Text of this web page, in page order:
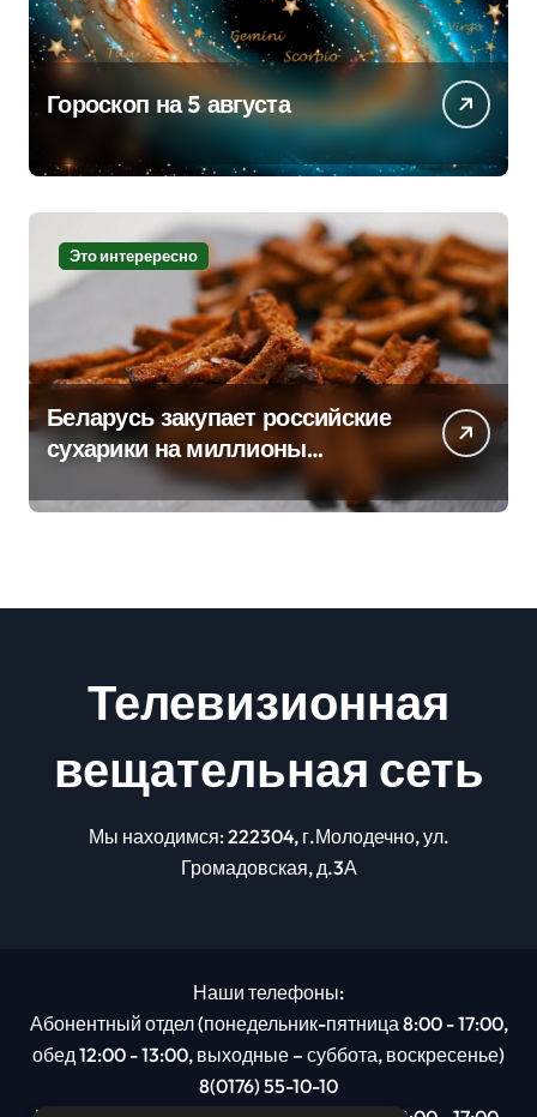
Гороскоп на 5 августа
Это интерересно
Беларусь закупает российские
сухарики на миллионы
долларов – смотрим сумму
Телевизионная
вещательная сеть
Мы находимся: 222304, г.Молодечно, ул.
Громадовская, д.3А
Наши телефоны:
Абонентный отдел (понедельник-пятница 8:00 - 17:00,
обед 12:00 - 13:00, выходные – суббота, воскресенье)
8(0176) 55-10-10